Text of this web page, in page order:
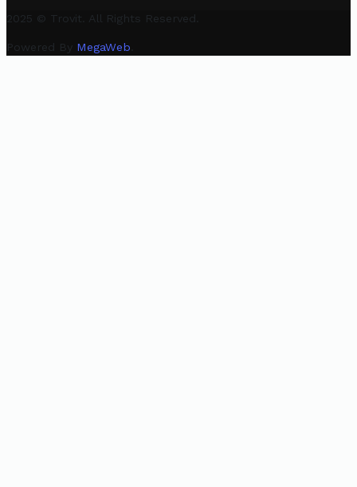
2025 © Trovit. All Rights Reserved.
Powered By MegaWeb